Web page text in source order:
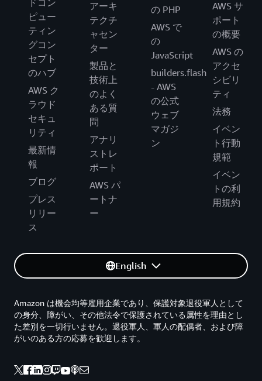
ピュー
ティン
グコン
セプト
のハブ
AWS ク
ラウド
セキュ
リティ
最新情
報
ブログ
プレス
リリー
ス
アーキ
テクチ
ャセン
ター
製品と
技術上
のよく
ある質
問
アナリ
ストレ
ポート
AWS パ
ートナ
ー
の PHP
AWS で
の
JavaScript
builders.flash
- AWS
の公式
ウェブ
マガジ
ン
AWS サ
ポート
の概要
AWS の
アクセ
シビリ
ティ
法務
イベン
ト行動
規範
イベン
トの利
用規約
English
Amazon は機会均等雇用企業であり、保護対象退役軍人として
の身分、障がい、その他法令で保護されている属性を理由とし
た差別を一切行いません。退役軍人、軍人の配偶者、および障
がいのある方の応募を歓迎します。